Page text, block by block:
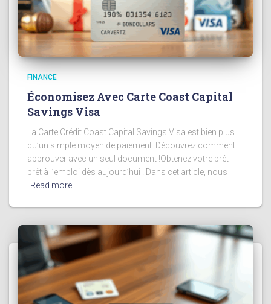
FINANCE
Économisez Avec Carte Coast Capital
Savings Visa
La Carte Crédit Coast Capital Savings Visa est bien plus
qu’un simple moyen de paiement. Découvrez comment
approuver avec un seul document !Obtenez votre prêt
prêt à l’emploi dès aujourd’hui ! Dans cet article, nous
Read more…